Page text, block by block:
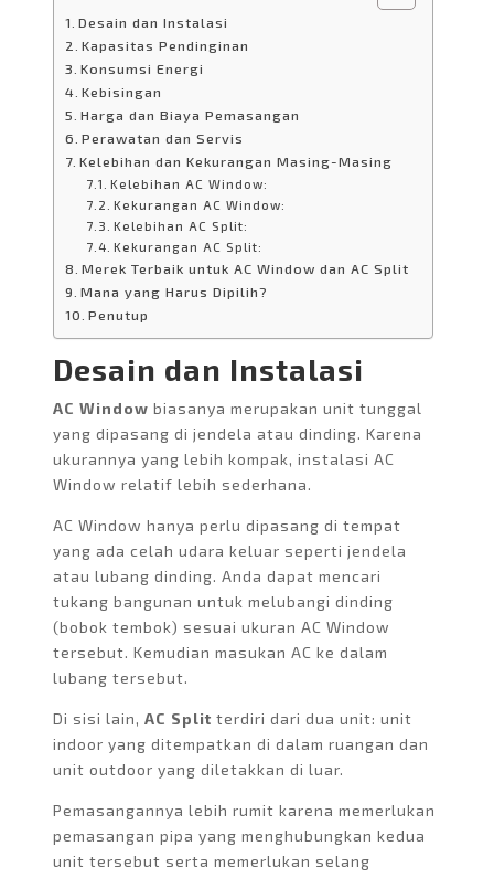
Desain dan Instalasi
Kapasitas Pendinginan
Konsumsi Energi
Kebisingan
Harga dan Biaya Pemasangan
Perawatan dan Servis
Kelebihan dan Kekurangan Masing-Masing
Kelebihan AC Window:
Kekurangan AC Window:
Kelebihan AC Split:
Kekurangan AC Split:
Merek Terbaik untuk AC Window dan AC Split
Mana yang Harus Dipilih?
Penutup
Desain dan Instalasi
AC Window biasanya merupakan unit tunggal
yang dipasang di jendela atau dinding. Karena
ukurannya yang lebih kompak, instalasi AC
Window relatif lebih sederhana.
AC Window hanya perlu dipasang di tempat
yang ada celah udara keluar seperti jendela
atau lubang dinding. Anda dapat mencari
tukang bangunan untuk melubangi dinding
(bobok tembok) sesuai ukuran AC Window
tersebut. Kemudian masukan AC ke dalam
lubang tersebut.
Di sisi lain, AC Split terdiri dari dua unit: unit
indoor yang ditempatkan di dalam ruangan dan
unit outdoor yang diletakkan di luar.
Pemasangannya lebih rumit karena memerlukan
pemasangan pipa yang menghubungkan kedua
unit tersebut serta memerlukan selang